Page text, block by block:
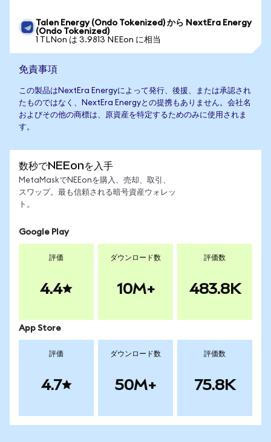
Talen Energy (Ondo Tokenized) から NextEra Energy
(Ondo Tokenized)
1 TLNon は 3.9813 NEEon に相当
免責事項
この製品はNextEra Energyによって発行、後援、または承認され
たものではなく、NextEra Energyとの提携もありません。会社名
およびその他の商標は、原資産を特定するためのみに使用されま
す。
数秒でNEEonを入手
MetaMaskでNEEonを購入、売却、取引、
スワップ。最も信頼される暗号資産ウォレッ
ト。
Google Play
評価
4.4
ダウンロード数
10M+
評価数
483.8K
App Store
評価
4.7
ダウンロード数
50M+
評価数
75.8K